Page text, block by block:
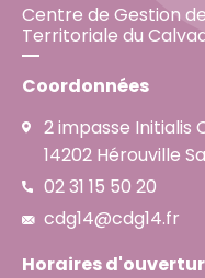
Centre de Gestion
Territoriale du
Coordonnées
2 impasse Initialis
14202 Hérouville
02 31 15 50 20
cdg14@cdg14.fr
Horaires